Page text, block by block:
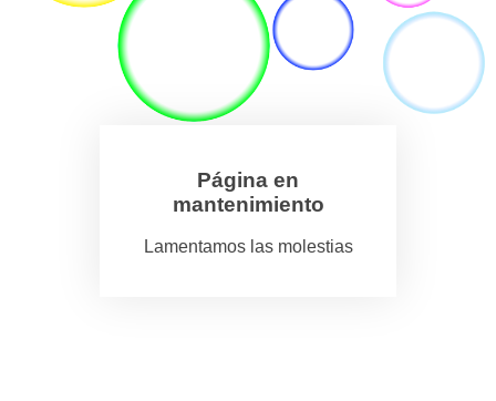
Página en
mantenimiento
Lamentamos las molestias